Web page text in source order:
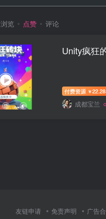
浏览 点赞 评论
Unity疯狂
付费资源 ￥22.28
成都宝兰
友链申请 免责声明 广告